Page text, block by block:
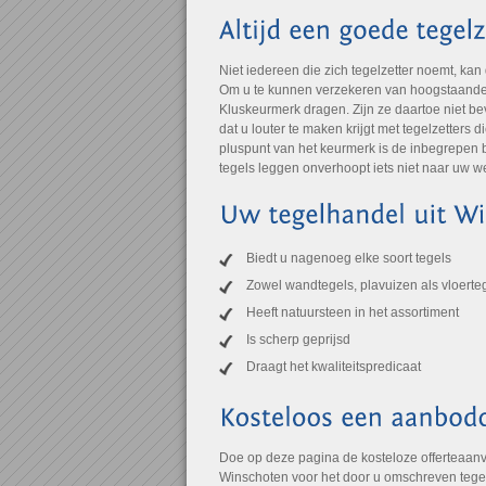
Niet iedereen die zich tegelzetter noemt,
Om u te kunnen verzekeren van
Kluskeurmerk dragen. Zijn ze daartoe niet
dat u louter te maken krijgt met tegelzetters
pluspunt van het keurmerk is de
tegels leggen onverhoopt iets niet naar uw
Biedt u nagenoeg elke soort tegels
Zowel wandtegels, plavuizen als
Heeft natuursteen in het assortiment
Is scherp geprijsd
Draagt het kwaliteitspredicaat
Doe op deze pagina de kosteloze
Winschoten voor het door u omschreven